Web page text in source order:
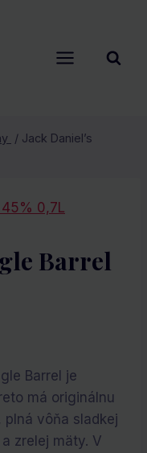
/ Jack Daniel’s
Barrel
Barrel je
má originálnu
plná vôňa sladkej
zrelej mäty. V